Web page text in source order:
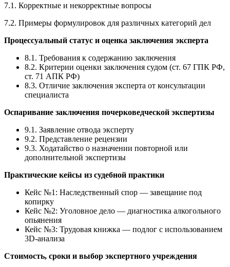
7.1. Корректные и некорректные вопросы
7.2. Примеры формулировок для различных категорий дел
Процессуальный статус и оценка заключения эксперта
8.1. Требования к содержанию заключения
8.2. Критерии оценки заключения судом (ст. 67 ГПК РФ,
ст. 71 АПК РФ)
8.3. Отличие заключения эксперта от консультации
специалиста
Оспаривание заключения почерковедческой экспертизы
9.1. Заявление отвода эксперту
9.2. Представление рецензии
9.3. Ходатайство о назначении повторной или
дополнительной экспертизы
Практические кейсы из судебной практики
Кейс №1: Наследственный спор — завещание под
копирку
Кейс №2: Уголовное дело — диагностика алкогольного
опьянения
Кейс №3: Трудовая книжка — подлог с использованием
3D-анализа
Стоимость, сроки и выбор экспертного учреждения